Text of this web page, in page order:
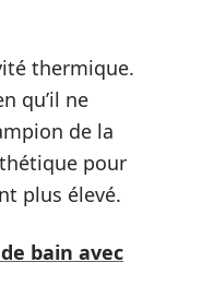
thermique.
qu’il ne
de la
pour
plus élevé.
bain avec